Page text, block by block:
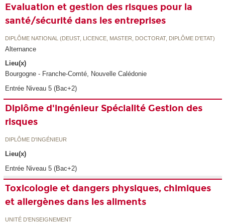
Evaluation et gestion des risques pour la
santé/sécurité dans les entreprises
DIPLÔME NATIONAL (DEUST, LICENCE, MASTER, DOCTORAT, DIPLÔME D'ETAT)
Alternance
Lieu(x)
Bourgogne - Franche-Comté, Nouvelle Calédonie
Entrée Niveau 5 (Bac+2)
Diplôme d'ingénieur Spécialité Gestion des
risques
DIPLÔME D'INGÉNIEUR
Lieu(x)
Entrée Niveau 5 (Bac+2)
Toxicologie et dangers physiques, chimiques
et allergènes dans les aliments
UNITÉ D’ENSEIGNEMENT